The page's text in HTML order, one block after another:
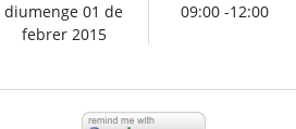
diumenge 01 de
febrer 2015
09:00 -12:00